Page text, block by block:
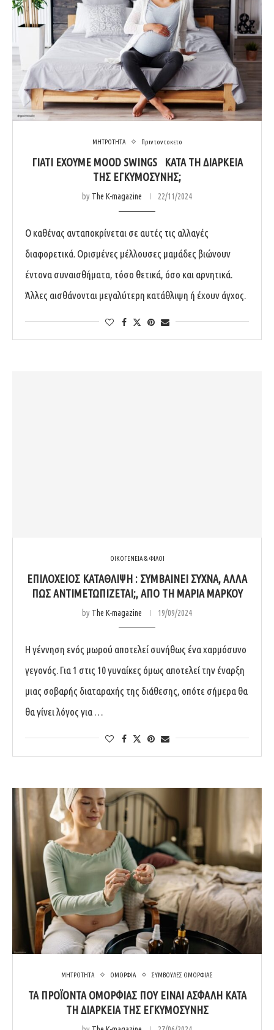
ΜΗΤΡΟΤΗΤΑ Πριν τον τοκετο
ΓΙΑΤΙ ΕΧΟΥΜΕ MOOD SWINGS ΚΑΤΑ ΤΗ ΔΙΑΡΚΕΙΑ
ΤΗΣ ΕΓΚΥΜΟΣΥΝΗΣ;
by The K-magazine 22/11/2024
Ο καθένας ανταποκρίνεται σε αυτές τις αλλαγές
διαφορετικά. Ορισμένες μέλλουσες μαμάδες βιώνουν
έντονα συναισθήματα, τόσο θετικά, όσο και αρνητικά.
Άλλες αισθάνονται μεγαλύτερη κατάθλιψη ή έχουν άγχος.
ΟΙΚΟΓΕΝΕΙΑ & ΦΙΛΟΙ
ΕΠΙΛΟΧΕΙΟΣ ΚΑΤΑΘΛΙΨΗ : ΣΥΜΒΑΙΝΕΙ ΣΥΧΝΑ, ΑΛΛΑ
ΠΩΣ ΑΝΤΙΜΕΤΩΠΙΖΕΤΑΙ;, ΑΠΟ ΤΗ ΜΑΡΙΑ ΜΑΡΚΟΥ
by The K-magazine 19/09/2024
Η γέννηση ενός μωρού αποτελεί συνήθως ένα χαρμόσυνο
γεγονός. Για 1 στις 10 γυναίκες όμως αποτελεί την έναρξη
μιας σοβαρής διαταραχής της διάθεσης, οπότε σήμερα θα
θα γίνει λόγος για …
ΜΗΤΡΟΤΗΤΑ ΟΜΟΡΦΙΑ ΣΥΜΒΟΥΛΕΣ ΟΜΟΡΦΙΑΣ
ΤΑ ΠΡΟΪΟΝΤΑ ΟΜΟΡΦΙΑΣ ΠΟΥ ΕΙΝΑΙ ΑΣΦΑΛΗ ΚΑΤΑ
ΤΗ ΔΙΑΡΚΕΙΑ ΤΗΣ ΕΓΚΥΜΟΣΥΝΗΣ